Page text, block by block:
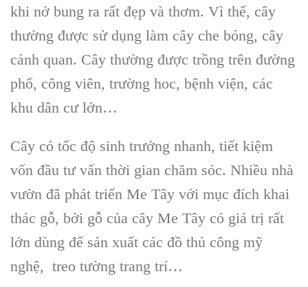
khi nở bung ra rất đẹp và thơm. Vì thế, cây
thường được sử dụng làm cây che bóng, cây
cảnh quan. Cây thường được trồng trên đường
phố, công viên, trường hoc, bệnh viện, các
khu dân cư lớn…
Cây có tốc độ sinh trưởng nhanh, tiết kiệm
vốn đầu tư vấn thời gian chăm sóc. Nhiều nhà
vườn đã phát triển Me Tây với mục đích khai
thác gỗ, bởi gỗ của cây Me Tây có giá trị rất
lớn dùng để sản xuất các đồ thủ công mỹ
nghệ, treo tường trang trí…